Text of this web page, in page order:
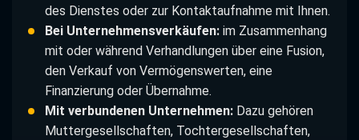
des Dienstes oder zur Kontaktaufnahme mit Ihnen.
Bei Unternehmensverkäufen:im Zusammenhang
mit oder während Verhandlungen über eine Fusion,
den Verkauf von Vermögenswerten, eine
Finanzierung oder Übernahme.
Mit verbundenen Unternehmen:Dazu gehören
Muttergesellschaften, Tochtergesellschaften,